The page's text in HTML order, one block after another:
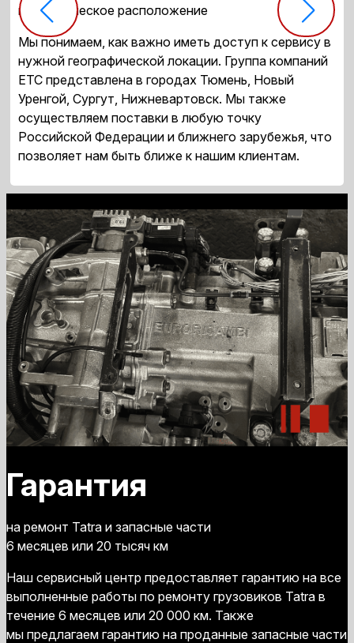
географическое расположение
Мы понимаем, как важно иметь доступ к сервису в
нужной географической локации. Группа компаний
ЕТС представлена в городах Тюмень, Новый
Уренгой, Сургут, Нижневартовск. Мы также
осуществляем поставки в любую точку
Российской Федерации и ближнего зарубежья, что
позволяет нам быть ближе к нашим клиентам.
Гарантия
на ремонт Tatra и запасные части
6 месяцев или 20 тысяч км
Наш сервисный центр предоставляет гарантию на все
выполненные работы по ремонту грузовиков Tatra в
течение 6 месяцев или 20 000 км. Также
мы предлагаем гарантию на проданные запасные части